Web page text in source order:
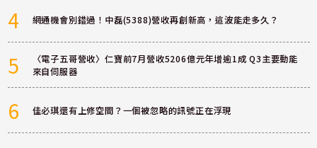
4 網通機會別錯過！中磊(5388)營收再創新高，這波能走多久？
5
〈電子五哥營收〉仁寶前7月營收5206億元年增逾1成 Q3主要動能
來自伺服器
6 佳必琪還有上修空間？一個被忽略的訊號正在浮現